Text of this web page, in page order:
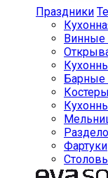
Праздники
Винные
Барные
Фартуки